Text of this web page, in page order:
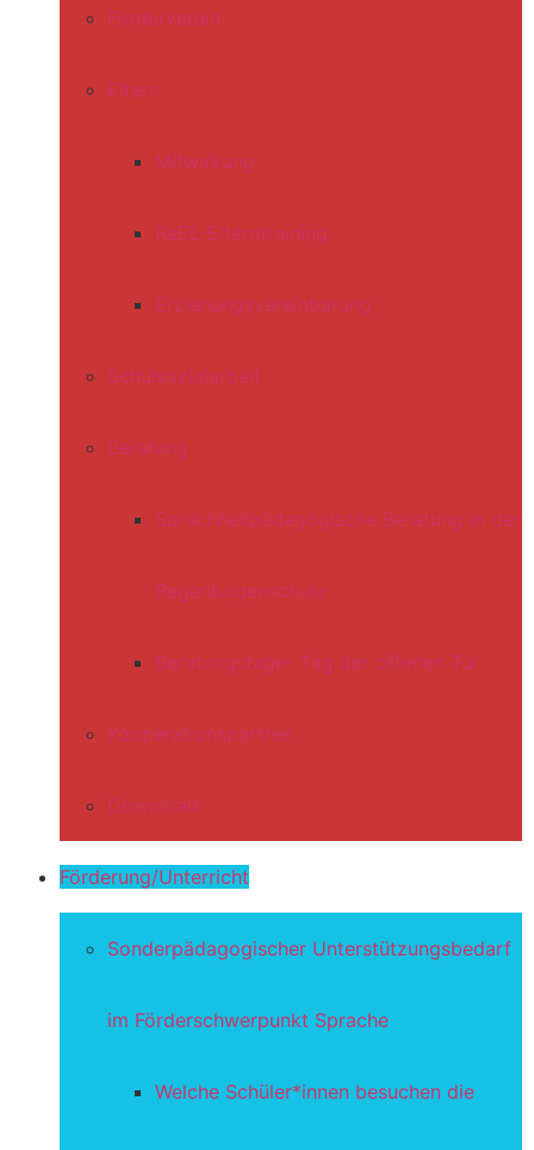
Förderverein
Eltern
Mitwirkung
ReEL-Elterntraining
Erziehungsvereinbarung
Schulsozialarbeit
Beratung
Sprachheilpädagogische Beratung in der
Regenbogenschule
Beratungstage- Tag der offenen Tür
Kooperationspartner
Download
Förderung/Unterricht
Sonderpädagogischer Unterstützungsbedarf
im Förderschwerpunkt Sprache
Welche Schüler*innen besuchen die